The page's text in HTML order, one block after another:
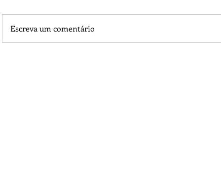
Escreva um comentário